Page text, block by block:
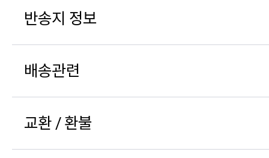
반송지 정보
배송관련
교환 / 환불